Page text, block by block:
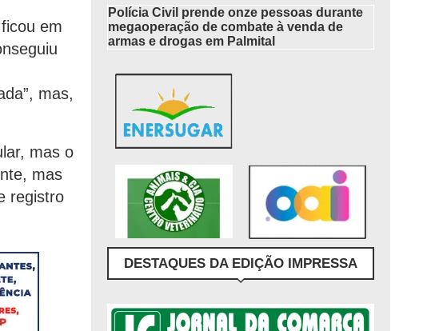
em
mas,
mas o
mas
registro
Polícia Civil prende onze pessoas durante
megaoperação de combate à venda de
armas e drogas em Palmital
DESTAQUES DA EDIÇÃO IMPRESSA